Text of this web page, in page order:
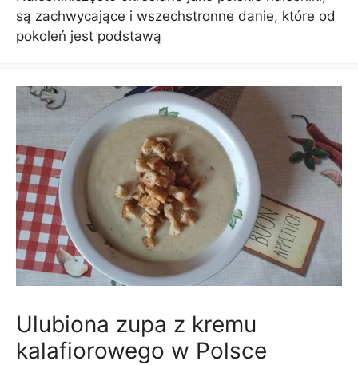
są zachwycające i wszechstronne danie, które od
pokoleń jest podstawą
Ulubiona zupa z kremu
kalafiorowego w Polsce